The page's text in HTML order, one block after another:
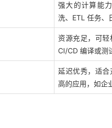
强大的计算能
洗、ETL 任务、
资源充足，可
CI/CD 编译或测
延迟优秀，适
高的应用，如企